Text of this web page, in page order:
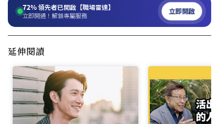
72%領先者已開啟【職場雷達】
立即開通！解鎖專屬服務 立即開啟
延伸閱讀